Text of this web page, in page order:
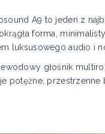
A9 to jeden z
forma,
luksusowego audio i
głośnik
potężne, przestrzenne